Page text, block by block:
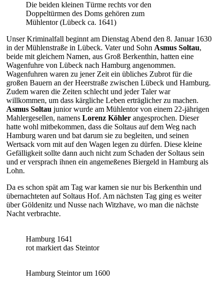
Die beiden kleinen Türme rechts vor den
Doppeltürmen des Doms gehören zum
Mühlentor (Lübeck ca. 1641)
Unser Kriminalfall beginnt am Dienstag Abend den 8. Januar 1630
in der Mühlenstraße in Lübeck. Vater und Sohn Asmus Soltau,
beide mit gleichem Namen, aus Groß Berkenthin, hatten eine
Wagenfuhre von Lübeck nach Hamburg angenommen.
Wagenfuhren waren zu jener Zeit ein übliches Zubrot für die
großen Bauern an der Heerstraße zwischen Lübeck und Hamburg.
Zudem waren die Zeiten schlecht und jeder Taler war
willkommen, um dass kärgliche Leben erträglicher zu machen.
Asmus Soltau junior wurde am Mühlentor von einem 22-jährigen
Mahlergesellen, namens Lorenz Köhler angesprochen. Dieser
hatte wohl mitbekommen, dass die Soltaus auf dem Weg nach
Hamburg waren und bat darum sie zu begleiten, und seinen
Wertsack vorn mit auf den Wagen legen zu dürfen. Diese kleine
Gefälligkeit sollte dann auch nicht zum Schaden der Soltaus sein
und er versprach ihnen ein angemeßenes Biergeld in Hamburg als
Lohn.
Da es schon spät am Tag war kamen sie nur bis Berkenthin und
übernachteten auf Soltaus Hof. Am nächsten Tag ging es weiter
über Göldenitz und Nusse nach Witzhave, wo man die nächste
Nacht verbrachte.
Hamburg 1641
rot markiert das Steintor
Hamburg Steintor um 1600